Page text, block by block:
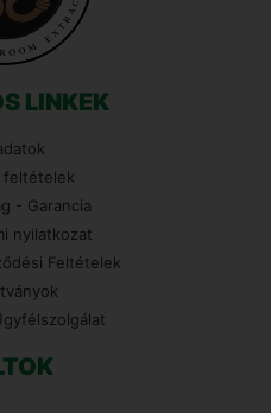
LINKEK
feltételek
- Garancia
nyilatkozat
Feltételek